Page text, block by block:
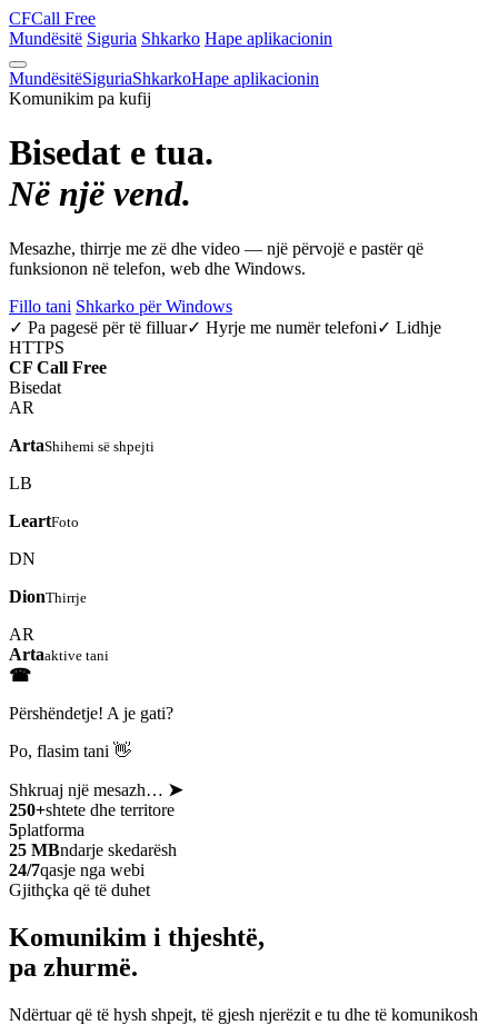
CFCall Free
Mundësitë Siguria Shkarko Hape aplikacionin
MundësitëSiguriaShkarkoHape aplikacionin
Komunikim pa kufij
Bisedat e tua.
Në një vend.
Mesazhe, thirrje me zë dhe video — një përvojë e pastër që
funksionon në telefon, web dhe Windows.
Fillo tani Shkarko për Windows
✓ Pa pagesë për të filluar✓ Hyrje me numër telefoni✓ Lidhje
HTTPS
CF Call Free
Bisedat
AR
ArtaShihemi së shpejti
LB
LeartFoto
DN
DionThirrje
AR
Artaaktive tani
☎
Përshëndetje! A je gati?
Po, flasim tani 👋
Shkruaj një mesazh… ➤
250+shtete dhe territore
5platforma
25 MBndarje skedarësh
24/7qasje nga webi
Gjithçka që të duhet
Komunikim i thjeshtë,
pa zhurmë.
Ndërtuar që të hysh shpejt, të gjesh njerëzit e tu dhe të komunikosh